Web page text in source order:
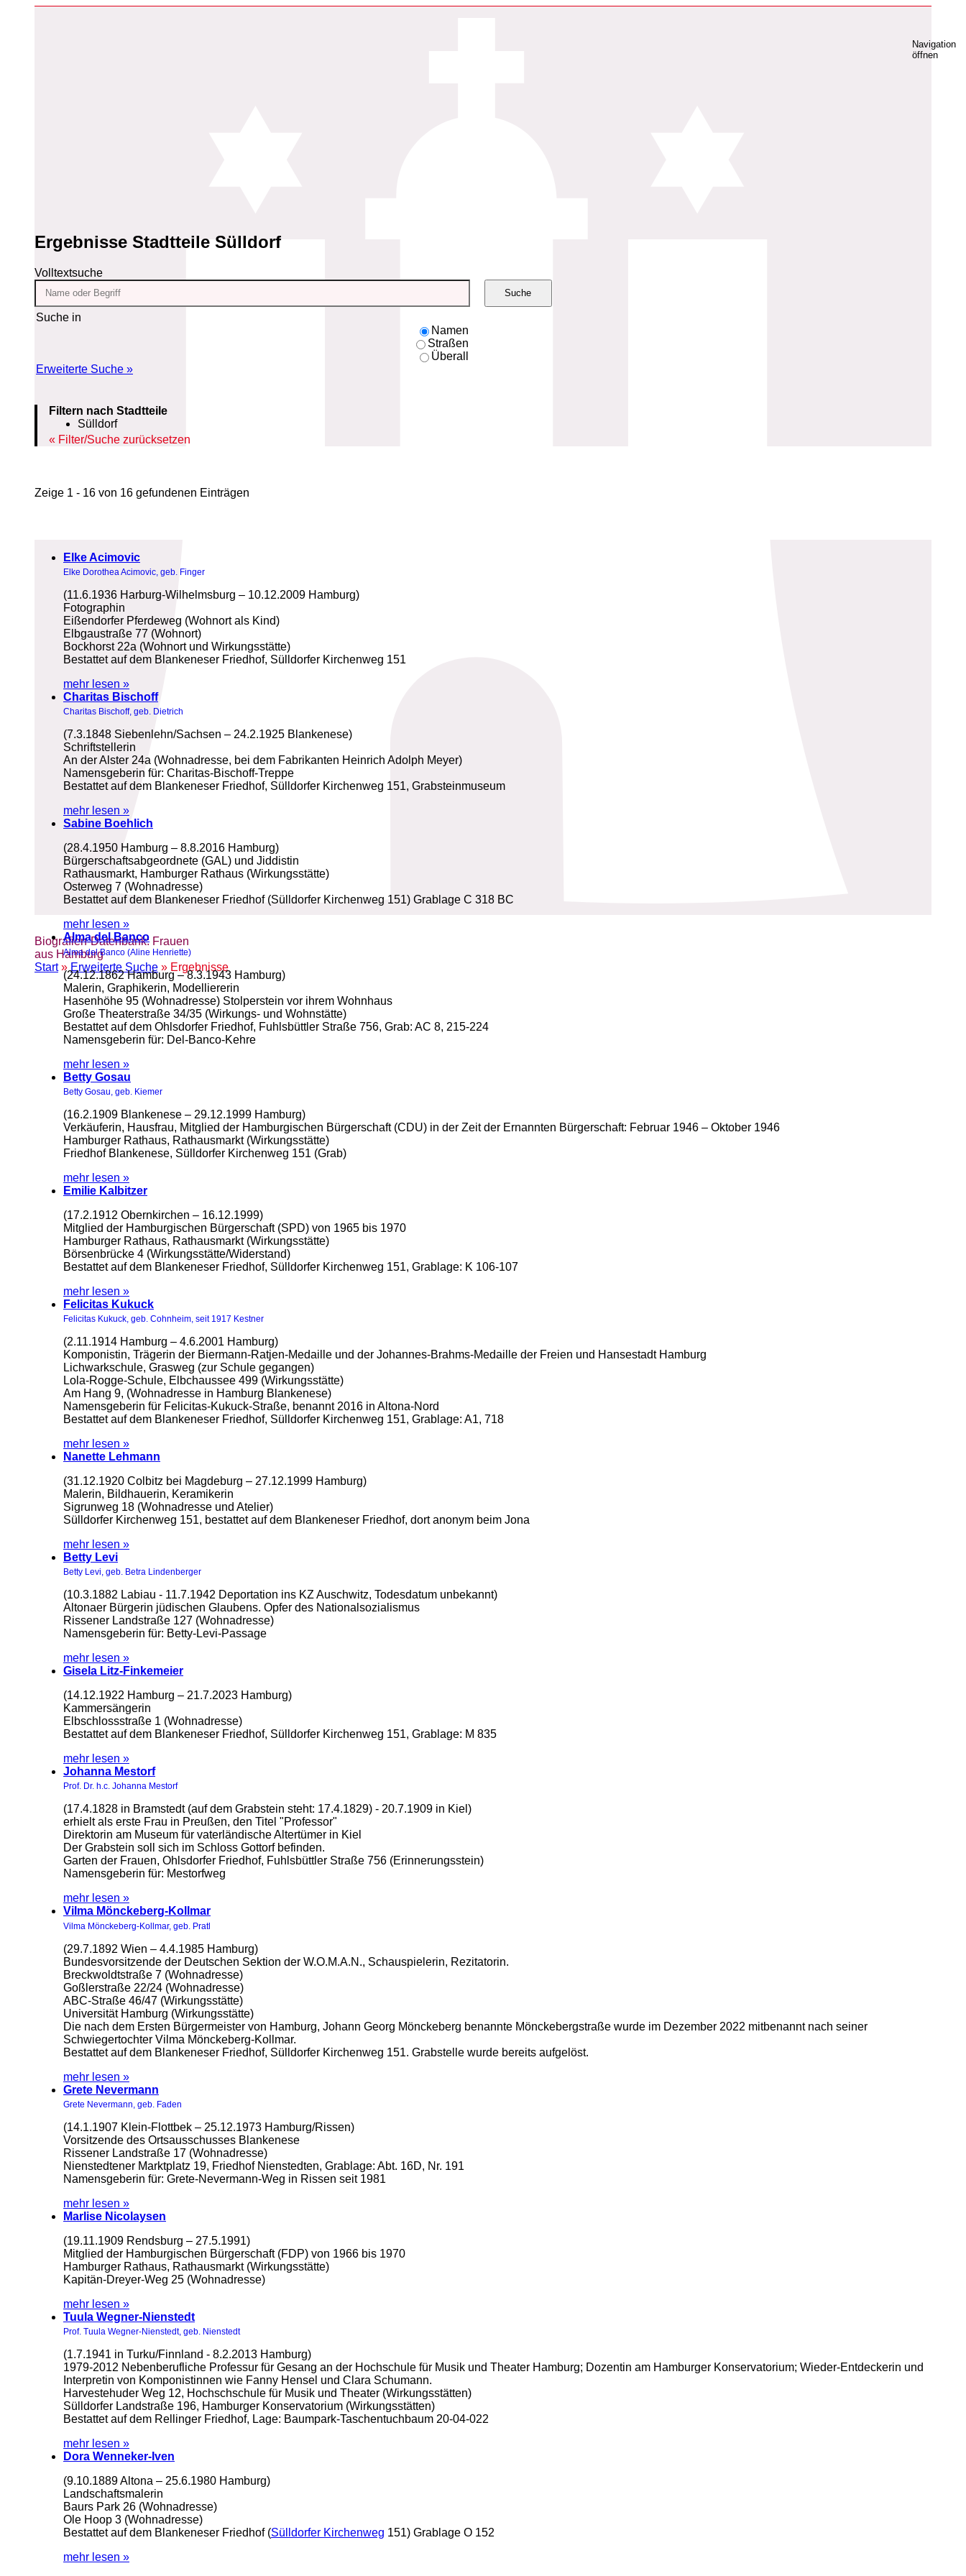
Biografien-Datenbank: Frauen
aus Hamburg
Start» Erweiterte Suche » Ergebnisse
Navigation
öffnen
Ergebnisse Stadtteile Sülldorf
Volltextsuche
Suche in
Namen
Straßen
Überall
Erweiterte Suche »
Suche
Filtern nach Stadtteile
Sülldorf
Filter/Suche zurücksetzen
Zeige 1 - 16 von 16 gefundenen Einträgen
Elke Acimovic
Elke Dorothea Acimovic, geb. Finger
(11.6.1936 Harburg-Wilhelmsburg – 10.12.2009 Hamburg)
Fotographin
Eißendorfer Pferdeweg (Wohnort als Kind)
Elbgaustraße 77 (Wohnort)
Bockhorst 22a (Wohnort und Wirkungsstätte)
Bestattet auf dem Blankeneser Friedhof, Sülldorfer Kirchenweg 151
mehr lesen »
Charitas Bischoff
Charitas Bischoff, geb. Dietrich
(7.3.1848 Siebenlehn/Sachsen – 24.2.1925 Blankenese)
Schriftstellerin
An der Alster 24a (Wohnadresse, bei dem Fabrikanten Heinrich Adolph Meyer)
Namensgeberin für: Charitas-Bischoff-Treppe
Bestattet auf dem Blankeneser Friedhof, Sülldorfer Kirchenweg 151, Grabsteinmuseum
mehr lesen »
Sabine Boehlich
(28.4.1950 Hamburg – 8.8.2016 Hamburg)
Bürgerschaftsabgeordnete (GAL) und Jiddistin
Rathausmarkt, Hamburger Rathaus (Wirkungsstätte)
Osterweg 7 (Wohnadresse)
Bestattet auf dem Blankeneser Friedhof (Sülldorfer Kirchenweg 151) Grablage C 318 BC
mehr lesen »
Alma del Banco
Alma del Banco (Aline Henriette)
(24.12.1862 Hamburg – 8.3.1943 Hamburg)
Malerin, Graphikerin, Modelliererin
Hasenhöhe 95 (Wohnadresse) Stolperstein vor ihrem Wohnhaus
Große Theaterstraße 34/35 (Wirkungs- und Wohnstätte)
Bestattet auf dem Ohlsdorfer Friedhof, Fuhlsbüttler Straße 756, Grab: AC 8, 215-224
Namensgeberin für: Del-Banco-Kehre
mehr lesen »
Betty Gosau
Betty Gosau, geb. Kiemer
(16.2.1909 Blankenese – 29.12.1999 Hamburg)
Verkäuferin, Hausfrau, Mitglied der Hamburgischen Bürgerschaft (CDU) in der Zeit der Ernannten Bürgerschaft: Februar 1946 – Oktober 1946
Hamburger Rathaus, Rathausmarkt (Wirkungsstätte)
Friedhof Blankenese, Sülldorfer Kirchenweg 151 (Grab)
mehr lesen »
Emilie Kalbitzer
(17.2.1912 Obernkirchen – 16.12.1999)
Mitglied der Hamburgischen Bürgerschaft (SPD) von 1965 bis 1970
Hamburger Rathaus, Rathausmarkt (Wirkungsstätte)
Börsenbrücke 4 (Wirkungsstätte/Widerstand)
Bestattet auf dem Blankeneser Friedhof, Sülldorfer Kirchenweg 151, Grablage: K 106-107
mehr lesen »
Felicitas Kukuck
Felicitas Kukuck, geb. Cohnheim, seit 1917 Kestner
(2.11.1914 Hamburg – 4.6.2001 Hamburg)
Komponistin, Trägerin der Biermann-Ratjen-Medaille und der Johannes-Brahms-Medaille der Freien und Hansestadt Hamburg
Lichwarkschule, Grasweg (zur Schule gegangen)
Lola-Rogge-Schule, Elbchaussee 499 (Wirkungsstätte)
Am Hang 9, (Wohnadresse in Hamburg Blankenese)
Namensgeberin für Felicitas-Kukuck-Straße, benannt 2016 in Altona-Nord
Bestattet auf dem Blankeneser Friedhof, Sülldorfer Kirchenweg 151, Grablage: A1, 718
mehr lesen »
Nanette Lehmann
(31.12.1920 Colbitz bei Magdeburg – 27.12.1999 Hamburg)
Malerin, Bildhauerin, Keramikerin
Sigrunweg 18 (Wohnadresse und Atelier)
Sülldorfer Kirchenweg 151, bestattet auf dem Blankeneser Friedhof, dort anonym beim Jona
mehr lesen »
Betty Levi
Betty Levi, geb. Betra Lindenberger
(10.3.1882 Labiau - 11.7.1942 Deportation ins KZ Auschwitz, Todesdatum unbekannt)
Altonaer Bürgerin jüdischen Glaubens. Opfer des Nationalsozialismus
Rissener Landstraße 127 (Wohnadresse)
Namensgeberin für: Betty-Levi-Passage
mehr lesen »
Gisela Litz-Finkemeier
(14.12.1922 Hamburg – 21.7.2023 Hamburg)
Kammersängerin
Elbschlossstraße 1 (Wohnadresse)
Bestattet auf dem Blankeneser Friedhof, Sülldorfer Kirchenweg 151, Grablage: M 835
mehr lesen »
Johanna Mestorf
Prof. Dr. h.c. Johanna Mestorf
(17.4.1828 in Bramstedt (auf dem Grabstein steht: 17.4.1829) - 20.7.1909 in Kiel)
erhielt als erste Frau in Preußen, den Titel "Professor"
Direktorin am Museum für vaterländische Altertümer in Kiel
Der Grabstein soll sich im Schloss Gottorf befinden.
Garten der Frauen, Ohlsdorfer Friedhof, Fuhlsbüttler Straße 756 (Erinnerungsstein)
Namensgeberin für: Mestorfweg
mehr lesen »
Vilma Mönckeberg-Kollmar
Vilma Mönckeberg-Kollmar, geb. Pratl
(29.7.1892 Wien – 4.4.1985 Hamburg)
Bundesvorsitzende der Deutschen Sektion der W.O.M.A.N., Schauspielerin, Rezitatorin.
Breckwoldtstraße 7 (Wohnadresse)
Goßlerstraße 22/24 (Wohnadresse)
ABC-Straße 46/47 (Wirkungsstätte)
Universität Hamburg (Wirkungsstätte)
Die nach dem Ersten Bürgermeister von Hamburg, Johann Georg Mönckeberg benannte Mönckebergstraße wurde im Dezember 2022 mitbenannt nach seiner
Schwiegertochter Vilma Mönckeberg-Kollmar.
Bestattet auf dem Blankeneser Friedhof, Sülldorfer Kirchenweg 151. Grabstelle wurde bereits aufgelöst.
mehr lesen »
Grete Nevermann
Grete Nevermann, geb. Faden
(14.1.1907 Klein-Flottbek – 25.12.1973 Hamburg/Rissen)
Vorsitzende des Ortsausschusses Blankenese
Rissener Landstraße 17 (Wohnadresse)
Nienstedtener Marktplatz 19, Friedhof Nienstedten, Grablage: Abt. 16D, Nr. 191
Namensgeberin für: Grete-Nevermann-Weg in Rissen seit 1981
mehr lesen »
Marlise Nicolaysen
(19.11.1909 Rendsburg – 27.5.1991)
Mitglied der Hamburgischen Bürgerschaft (FDP) von 1966 bis 1970
Hamburger Rathaus, Rathausmarkt (Wirkungsstätte)
Kapitän-Dreyer-Weg 25 (Wohnadresse)
mehr lesen »
Tuula Wegner-Nienstedt
Prof. Tuula Wegner-Nienstedt, geb. Nienstedt
(1.7.1941 in Turku/Finnland - 8.2.2013 Hamburg)
1979-2012 Nebenberufliche Professur für Gesang an der Hochschule für Musik und Theater Hamburg; Dozentin am Hamburger Konservatorium; Wieder-Entdeckerin und
Interpretin von Komponistinnen wie Fanny Hensel und Clara Schumann.
Harvestehuder Weg 12, Hochschschule für Musik und Theater (Wirkungsstätten)
Sülldorfer Landstraße 196, Hamburger Konservatorium (Wirkungsstätten)
Bestattet auf dem Rellinger Friedhof, Lage: Baumpark-Taschentuchbaum 20-04-022
mehr lesen »
Dora Wenneker-Iven
(9.10.1889 Altona – 25.6.1980 Hamburg)
Landschaftsmalerin
Baurs Park 26 (Wohnadresse)
Ole Hoop 3 (Wohnadresse)
Bestattet auf dem Blankeneser Friedhof (Sülldorfer Kirchenweg 151) Grablage O 152
mehr lesen »